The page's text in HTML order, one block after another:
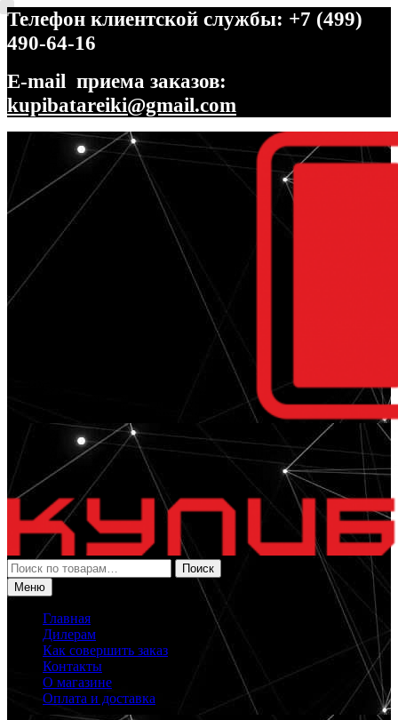
Телефон клиентской службы: +7 (499)
490-64-16
E-mail приема заказов:
kupibatareiki@gmail.com
Перейти
навигации
Перейти
содержимому
Искать:
Поиск
Меню
Главная
Дилерам
Как совершить заказ
Контакты
О магазине
Оплата и доставка